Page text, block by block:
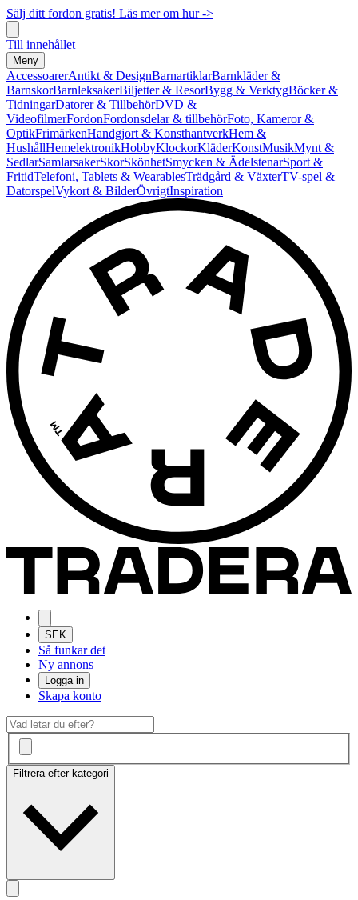
Sälj ditt fordon gratis! Läs mer om hur ->
Till innehållet
Meny
AccessoarerAntikt & DesignBarnartiklarBarnkläder &
BarnskorBarnleksakerBiljetter & ResorBygg & VerktygBöcker &
TidningarDatorer & TillbehörDVD &
VideofilmerFordonFordonsdelar & tillbehörFoto, Kameror &
OptikFrimärkenHandgjort & KonsthantverkHem &
HushållHemelektronikHobbyKlockorKläderKonstMusikMynt &
SedlarSamlarsakerSkorSkönhetSmycken & ÄdelstenarSport &
FritidTelefoni, Tablets & WearablesTrädgård & VäxterTV-spel &
DatorspelVykort & BilderÖvrigtInspiration
SEK
Så funkar det
Ny annons
Logga in
Skapa konto
Filtrera efter kategori